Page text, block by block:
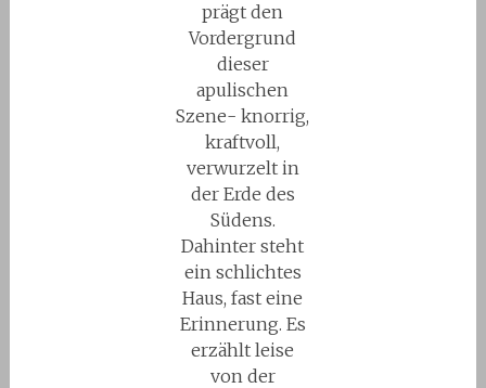
prägt den
Vordergrund
dieser
apulischen
Szene- knorrig,
kraftvoll,
verwurzelt in
der Erde des
Südens.
Dahinter steht
ein schlichtes
Haus, fast eine
Erinnerung. Es
erzählt leise
von der